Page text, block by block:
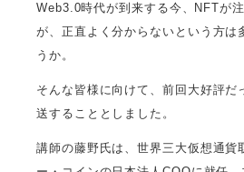
Web3.0時代が到来する今、NFTが
が、正直よく分からないという方は
うか。
そんな皆様に向けて、前回大好評だ
送することとしました。
講師の藤野氏は、世界三大仮想通貨